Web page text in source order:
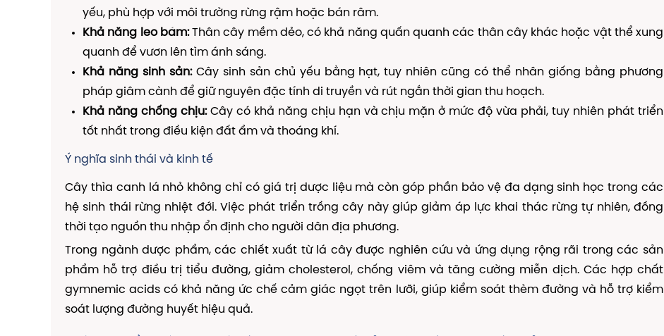
yếu, phù hợp với môi trường rừng rậm hoặc bán râm.
Khả năng leo bám:Thân cây mềm dẻo, có khả năng quấn quanh các thân cây khác hoặc vật thể xung
quanh để vươn lên tìm ánh sáng.
Khả năng sinh sản:Cây sinh sản chủ yếu bằng hạt, tuy nhiên cũng có thể nhân giống bằng phương
pháp giâm cành để giữ nguyên đặc tính di truyền và rút ngắn thời gian thu hoạch.
Khả năng chống chịu:Cây có khả năng chịu hạn và chịu mặn ở mức độ vừa phải, tuy nhiên phát triển
tốt nhất trong điều kiện đất ẩm và thoáng khí.
Ý nghĩa sinh thái và kinh tế
Cây thìa canh lá nhỏ không chỉ có giá trị dược liệu mà còn góp phần bảo vệ đa dạng sinh học trong các
hệ sinh thái rừng nhiệt đới. Việc phát triển trồng cây này giúp giảm áp lực khai thác rừng tự nhiên, đồng
thời tạo nguồn thu nhập ổn định cho người dân địa phương.
Trong ngành dược phẩm, các chiết xuất từ lá cây được nghiên cứu và ứng dụng rộng rãi trong các sản
phẩm hỗ trợ điều trị tiểu đường, giảm cholesterol, chống viêm và tăng cường miễn dịch. Các hợp chất
gymnemic acids có khả năng ức chế cảm giác ngọt trên lưỡi, giúp kiểm soát thèm đường và hỗ trợ kiểm
soát lượng đường huyết hiệu quả.